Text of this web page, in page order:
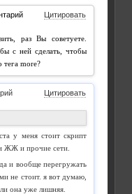
Цитировать
раз Вы советуете.
с ней сделать, чтобы
тега more?
Цитировать
у меня стоит скрипт
ЖЖ и прочие сети.
и вообще перегружать
не стоит. я вот думаю,
она уже лишняя.